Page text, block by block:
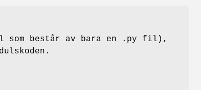
som består av bara en .py fil),